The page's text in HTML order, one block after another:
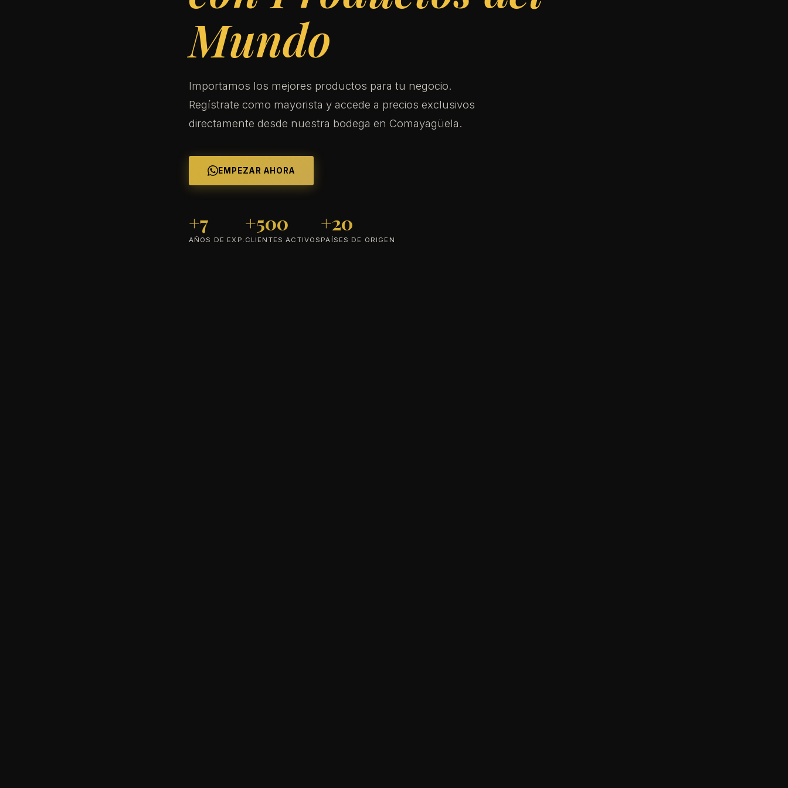
Mundo
Importamos los mejores productos para tu negocio.
Regístrate como mayorista y accede a precios exclusivos
directamente desde nuestra bodega en Comayagüela.
EMPEZAR AHORA
+7
AÑOS DE EXP.
+500
CLIENTES ACTIVOS
+20
PAÍSES DE ORIGEN